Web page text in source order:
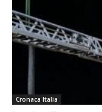
Cronaca Italia